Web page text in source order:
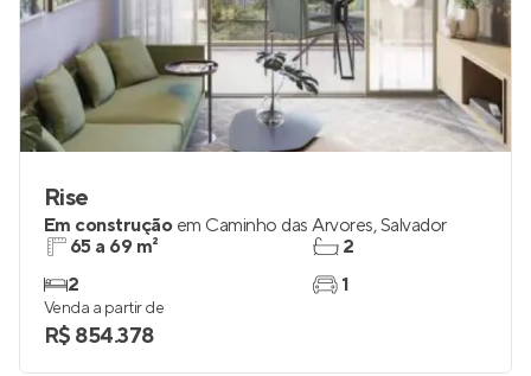
Rise
Em construção em Caminho das Árvores,Salvador
65 a 69 m²
2
2
1
Venda a partir de
R$ 854.378